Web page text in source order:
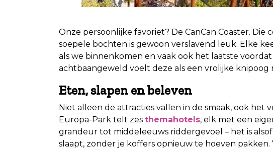
Onze persoonlijke favoriet? De CanCan Coaster. Die
soepele bochten is gewoon verslavend leuk. Elke
als we binnenkomen en vaak ook het laatste
achtbaangeweld voelt deze als een vrolijke knipoog
Eten, slapen en beleven
Niet alleen de attracties vallen in de smaak, ook het
Europa-Park telt zes themahotels, elk met een
grandeur tot middeleeuws riddergevoel – het is
slaapt, zonder je koffers opnieuw te hoeven